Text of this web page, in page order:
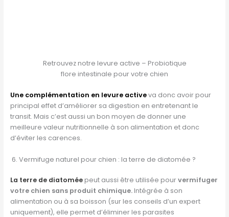
Retrouvez notre levure active – Probiotique
flore intestinale pour votre chien
Une complémentation en levure activeva donc avoir pour
principal effet d’améliorer sa digestion en entretenant le
transit. Mais c’est aussi un bon moyen de donner une
meilleure valeur nutritionnelle à son alimentation et donc
d’éviter les carences.
6. Vermifuge naturel pour chien : la terre de diatomée ?
La terre de diatoméepeut aussi être utilisée pourvermifuger
votre chien sans produit chimique.Intégrée à son
alimentation ou à sa boisson (sur les conseils d’un expert
uniquement), elle permet d’éliminer les parasites